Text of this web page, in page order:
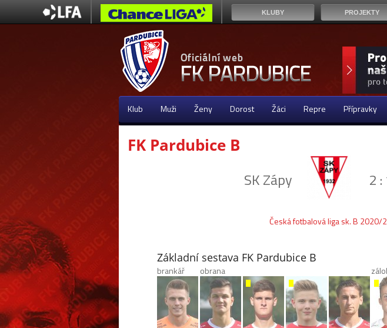
Klub Muži Ženy Dorost Žáci Repre Přípravky
FK Pardubice B
SK Zápy
2 :
Česká fotbalová liga sk. B 2020/
Základní sestava FK Pardubice B
brankář obrana
KLUBY PROJEKTY